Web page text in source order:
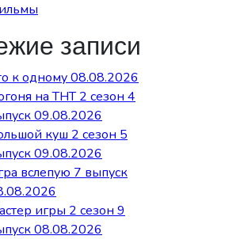
записи
к одному 08.08.2026
на ТНТ 2 сезон 4
09.08.2026
куш 2 сезон 5
09.08.2026
вслепую 7 выпуск
игры 2 сезон 9
08.08.2026